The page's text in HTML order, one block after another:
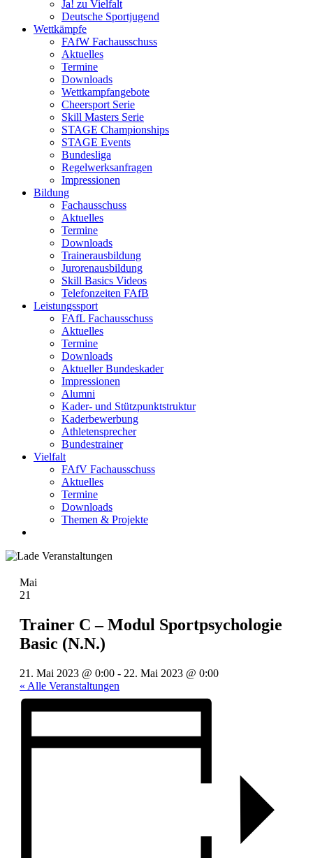
Ja! zu Vielfalt
Deutsche Sportjugend
Wettkämpfe
FAfW Fachausschuss
Aktuelles
Termine
Downloads
Wettkampfangebote
Cheersport Serie
Skill Masters Serie
STAGE Championships
STAGE Events
Bundesliga
Regelwerksanfragen
Impressionen
Bildung
Fachausschuss
Aktuelles
Termine
Downloads
Trainerausbildung
Jurorenausbildung
Skill Basics Videos
Telefonzeiten FAfB
Leistungssport
FAfL Fachausschuss
Aktuelles
Termine
Downloads
Aktueller Bundeskader
Impressionen
Alumni
Kader- und Stützpunktstruktur
Kaderbewerbung
Athletensprecher
Bundestrainer
Vielfalt
FAfV Fachausschuss
Aktuelles
Termine
Downloads
Themen & Projekte
Mai
21
Trainer C – Modul Sportpsychologie
Basic (N.N.)
21. Mai 2023 @ 0:00 - 22. Mai 2023 @ 0:00
« Alle Veranstaltungen